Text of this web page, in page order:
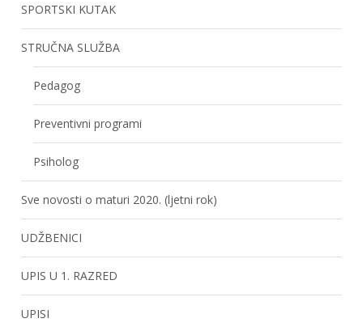
SPORTSKI KUTAK
STRUČNA SLUŽBA
Pedagog
Preventivni programi
Psiholog
Sve novosti o maturi 2020. (ljetni rok)
UDŽBENICI
UPIS U 1. RAZRED
UPISI